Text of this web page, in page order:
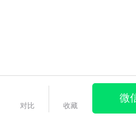
对比 收藏
微